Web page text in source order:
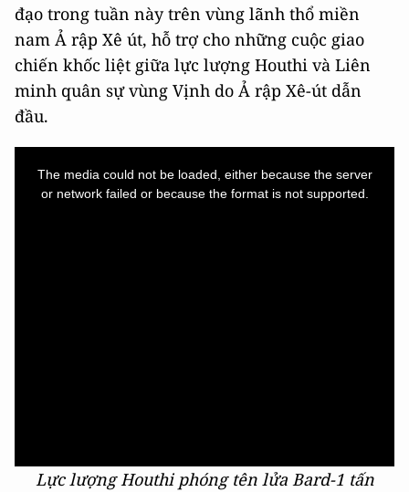
đạo trong tuần này trên vùng lãnh thổ miền
nam Ả rập Xê út, hỗ trợ cho những cuộc giao
chiến khốc liệt giữa lực lượng Houthi và Liên
minh quân sự vùng Vịnh do Ả rập Xê-út dẫn
đầu.
The media could not be loaded, either because the server
or network failed or because the format is not supported.
Lực lượng Houthi phóng tên lửa Bard-1 tấn